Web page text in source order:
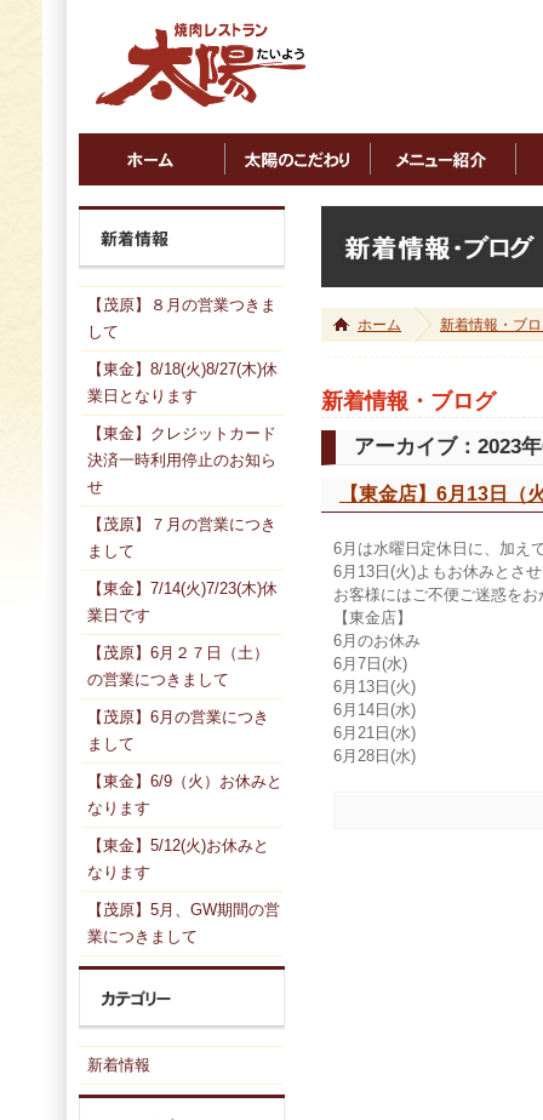
ホーム 新着情報・ブ
新着情報・ブログ
アーカイブ：2023
【東金店】6月13日（
6月は水曜日定休日に、加え
6月13日(火)よもお休みとさ
お客様にはご不便ご迷惑を
【東金店】
6月のお休み
6月7日(水)
6月13日(火)
6月14日(水)
6月21日(水)
6月28日(水)
【茂原】８月の営業つきま
して
【東金】8/18(火)8/27(木)休
業日となります
【東金】クレジットカード
決済一時利用停止のお知ら
せ
【茂原】７月の営業につき
まして
【東金】7/14(火)7/23(木)休
業日です
【茂原】6月２７日（土）
の営業につきまして
【茂原】6月の営業につき
まして
【東金】6/9（火）お休みと
なります
【東金】5/12(火)お休みと
なります
【茂原】5月、GW期間の営
業につきまして
新着情報